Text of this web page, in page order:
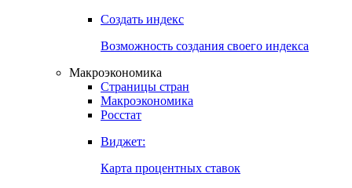
Создать индекс
Возможность создания своего индекса
Макроэкономика
Страницы стран
Макроэкономика
Росстат
Виджет:
Карта процентных ставок